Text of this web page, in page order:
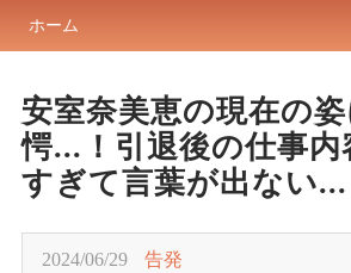
ホーム
安室奈美恵の現在の
愕...！引退後の仕事内
すぎて言葉が出ない...
2024/06/29 告発